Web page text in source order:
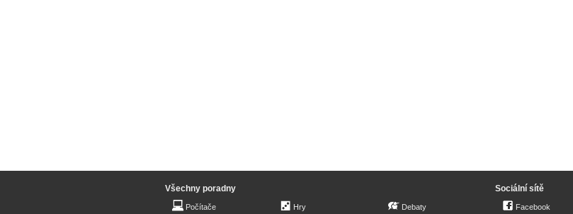
Všechny poradny
Počítače Hry Debaty
Sociální sítě
Facebook